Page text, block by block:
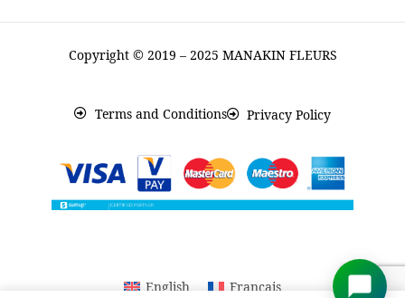
Copyright © 2019 – 2025 MANAKIN FLEURS
Terms and Conditions Privacy Policy
English Français